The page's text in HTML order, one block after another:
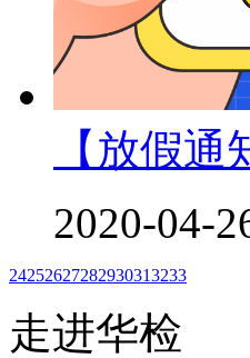
【放假
2020-04-
24252627282930313233
走进华检